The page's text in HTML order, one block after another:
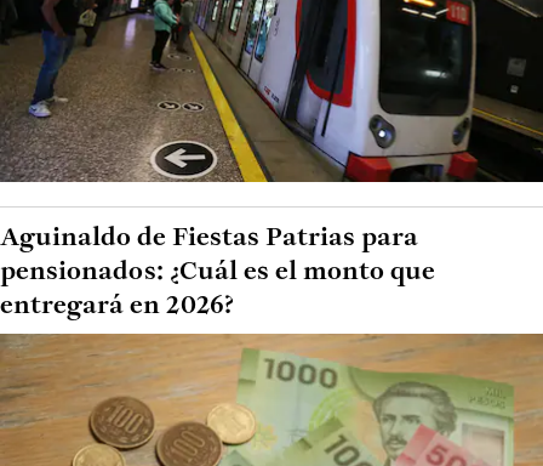
Aguinaldo de Fiestas Patrias para
pensionados: ¿Cuál es el monto que
entregará en 2026?